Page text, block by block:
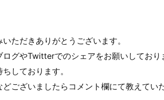
ただきありがとうございます。
ログやTwitterでのシェアをお願いしており
しております。
ございましたらコメント欄にて教えてい